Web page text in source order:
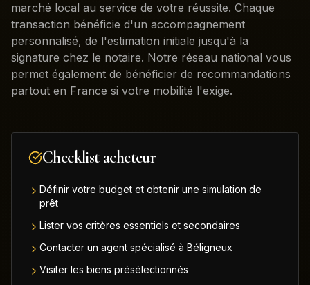
marché local au service de votre réussite. Chaque
transaction bénéficie d'un accompagnement
personnalisé, de l'estimation initiale jusqu'à la
signature chez le notaire. Notre réseau national vous
permet également de bénéficier de recommandations
partout en France si votre mobilité l'exige.
Checklist acheteur
Définir votre budget et obtenir une simulation de
prêt
Lister vos critères essentiels et secondaires
Contacter un agent spécialisé à Béligneux
Visiter les biens présélectionnés